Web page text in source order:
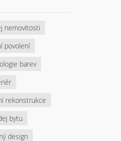
Tipse pro
nemovitosti
povolení
barev
rekonstrukce
bytu
design